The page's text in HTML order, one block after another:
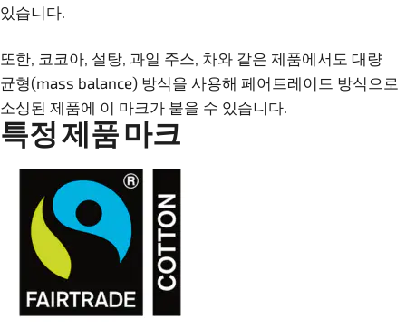
있습니다.
또한, 코코아, 설탕, 과일 주스, 차와 같은 제품에서도 대량
균형(mass balance) 방식을 사용해 페어트레이드 방식으로
소싱된 제품에 이 마크가 붙을 수 있습니다.
특정 제품 마크